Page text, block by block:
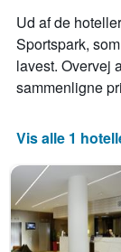
Ud af de
Sportspark,
lavest. Overvej
sammenligne
Vis alle 1